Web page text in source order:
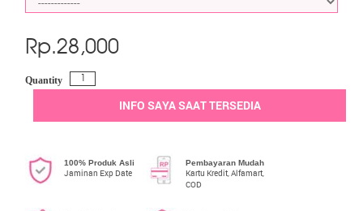
Rp.28,000
Quantity
INFO SAYA SAAT TERSEDIA
100% Produk Asli
Jaminan Exp Date
Pembayaran Mudah
Kartu Kredit, Alfamart,
COD